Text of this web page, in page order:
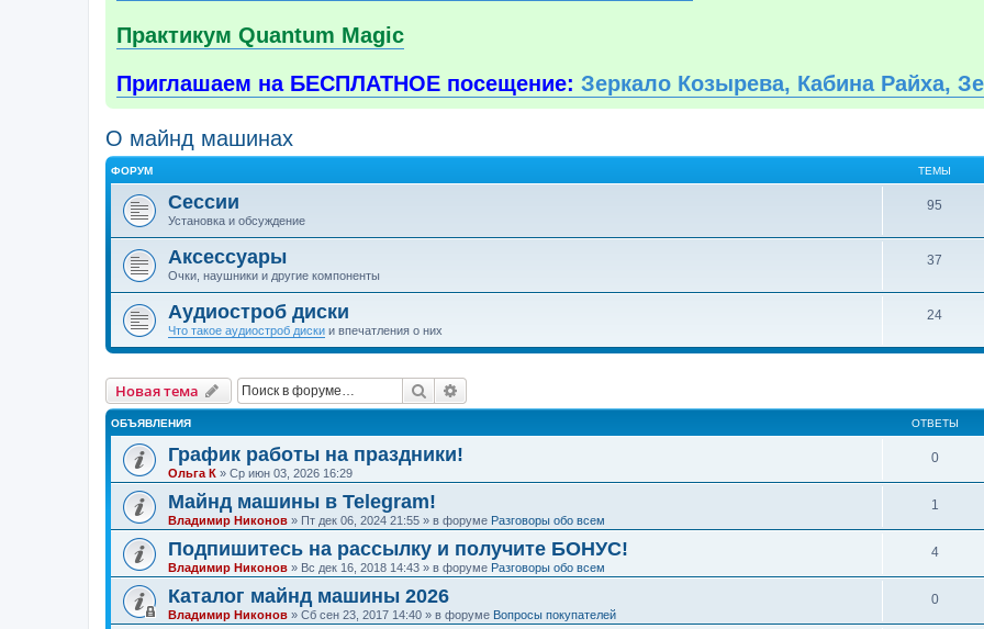
Практикум Quantum Magic
Приглашаем на БЕСПЛАТНОЕ посещение: Зеркало Козырева, Кабина Райха,
О майнд машинах
ФОРУМ ТЕМЫ
Сессии
Установка и обсуждение
95
Аксессуары
Очки, наушники и другие компоненты
37
Аудиостроб диски
Что такое аудиостроб диски и впечатления о них
24
Новая тема Поиск
ОБЪЯВЛЕНИЯ ОТВЕТЫ
График работы на праздники!
Ольга К » Ср июн 03, 2026 16:29
0
Майнд машины в Telegram!
Владимир Никонов » Пт дек 06, 2024 21:55 » в форуме Разговоры обо всем
1
Подпишитесь на рассылку и получите БОНУС!
Владимир Никонов » Вс дек 16, 2018 14:43 » в форуме Разговоры обо всем
4
Каталог майнд машины 2026
Владимир Никонов » Сб сен 23, 2017 14:40 » в форуме Вопросы покупателей
0